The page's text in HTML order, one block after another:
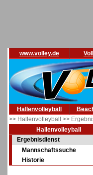
www.volley.de
Hallenvolleyball
>> Hallenvolleyball >>
Hallenvolleyball
Ergebnisdienst
Mannschaftssuche
Historie